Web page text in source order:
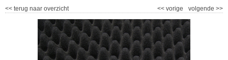
<< terug naar overzicht volgende >>
<< vorige